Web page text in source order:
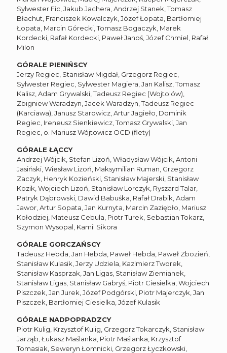
Sylwester Fic, Jakub Jachera, Andrzej Stanek, Tomasz
Błachut, Franciszek Kowalczyk, Józef Łopata, Bartłomiej
Łopata, Marcin Górecki, Tomasz Bogaczyk, Marek
Kordecki, Rafał Kordecki, Paweł Janoś, Józef Chmiel, Rafał
Milon
GÓRALE PIENIŃSCY
Jerzy Regiec, Stanisław Migdał, Grzegorz Regiec,
Sylwester Regiec, Sylwester Magiera, Jan Kalisz, Tomasz
Kalisz, Adam Grywalski, Tadeusz Regiec (Wojtolów),
Zbigniew Waradzyn, Jacek Waradzyn, Tadeusz Regiec
(Karciawa), Janusz Starowicz, Artur Jagieło, Dominik
Regiec, Ireneusz Sienkiewicz, Tomasz Grywalski, Jan
Regiec, o. Mariusz Wójtowicz OCD (flety)
GÓRALE ŁĄCCY
Andrzej Wójcik, Stefan Lizoń, Władysław Wójcik, Antoni
Jasiński, Wiesław Lizoń, Maksymilian Ruman, Grzegorz
Zaczyk, Henryk Kozieński, Stanisław Majerski, Stanisław
Kozik, Wojciech Lizoń, Stanisław Lorczyk, Ryszard Talar,
Patryk Dąbrowski, Dawid Babuśka, Rafał Drabik, Adam
Jawor, Artur Sopata, Jan Kurnyta, Marcin Zaziębło, Mariusz
Kołodziej, Mateusz Cebula, Piotr Turek, Sebastian Tokarz,
Szymon Wysopal, Kamil Sikora
GÓRALE GORCZAŃSCY
Tadeusz Hebda, Jan Hebda, Paweł Hebda, Paweł Zbozień,
Stanisław Kulasik, Jerzy Udziela, Kazimierz Tworek,
Stanisław Kasprzak, Jan Ligas, Stanisław Ziemianek,
Stanisław Ligas, Stanisław Gabryś, Piotr Ciesielka, Wojciech
Piszczek, Jan Jurek, Józef Podgórski, Piotr Majerczyk, Jan
Piszczek, Bartłomiej Ciesielka, Józef Kulasik
GÓRALE NADPOPRADZCY
Piotr Kulig, Krzysztof Kulig, Grzegorz Tokarczyk, Stanisław
Jarząb, Łukasz Maślanka, Piotr Maślanka, Krzysztof
Tomasiak, Seweryn Łomnicki, Grzegorz Łyczkowski,